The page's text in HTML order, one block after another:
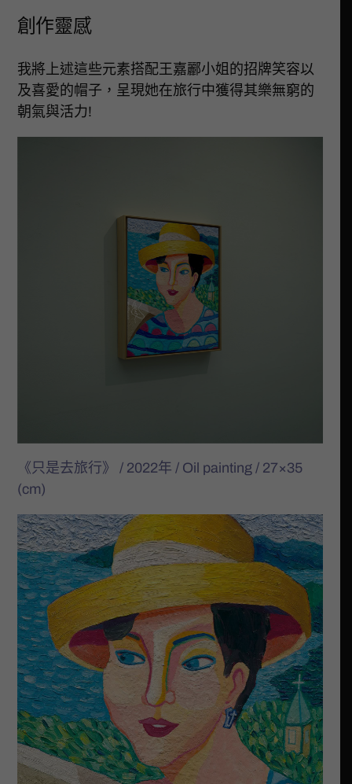
創作靈感
我將上述這些元素搭配王嘉酈小姐的招牌笑容以
及喜愛的帽子，呈現她在旅行中獲得其樂無窮的
朝氣與活力!
《只是去旅行》 / 2022年 / Oil painting / 27×35
(cm)